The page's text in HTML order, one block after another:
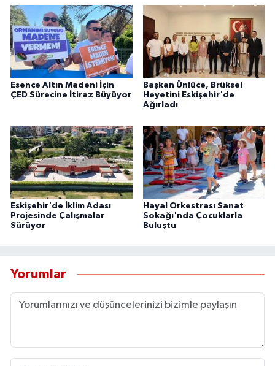
Esence Altın Madeni İçin
ÇED Sürecine İtiraz Büyüyor
Başkan Ünlüce, Brüksel
Heyetini Eskişehir'de
Ağırladı
Eskişehir'de İklim Adası
Projesinde Çalışmalar
Sürüyor
Hayal Orkestrası Sanat
Sokağı'nda Çocuklarla
Buluştu
Yorumlar